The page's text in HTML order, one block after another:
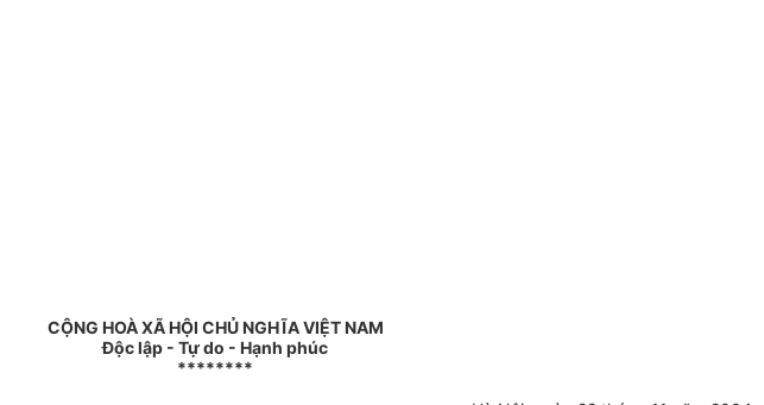
CỘNG HOÀ XÃ HỘI CHỦ NGHĨA VIỆT NAM
Độc lập - Tự do - Hạnh phúc
********